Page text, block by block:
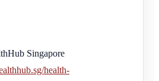
Singapore
health-